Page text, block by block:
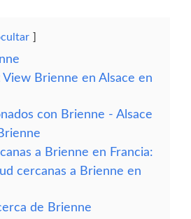
Brienne en Alsace en
con Brienne - Alsace
a Brienne en Francia:
cercanas a Brienne en
de Brienne